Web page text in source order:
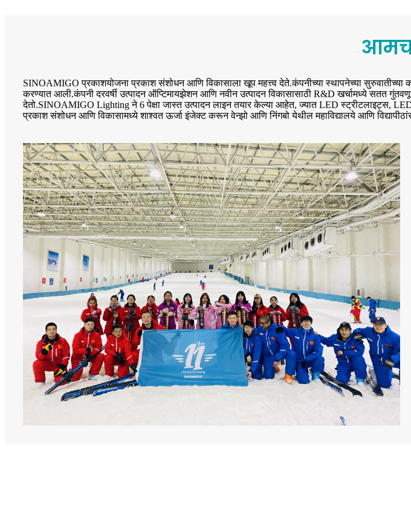
SINOAMIGO प्रकाशयोजना प्रकाश संशोधन आणि विकासाला खूप महत्त्व देते.कंपनीच्या स्थापनेच्या
करण्यात आली.कंपनी दरवर्षी उत्पादन ऑप्टिमायझेशन आणि नवीन उत्पादन विकासासाठी R&D खर्चामध्ये सतत
देतो.SINOAMIGO Lighting ने 6 पेक्षा जास्त उत्पादन लाइन तयार केल्या आहेत, ज्यात LED स्ट्रीटलाइट्स,
प्रकाश संशोधन आणि विकासामध्ये शाश्वत ऊर्जा इंजेक्ट करून वेन्झो आणि निंगबो येथील महाविद्यालये आणि